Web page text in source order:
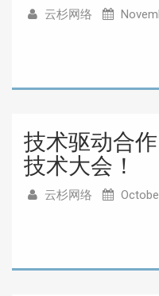
云杉网络
技术驱动合
技术大会！
云杉网络